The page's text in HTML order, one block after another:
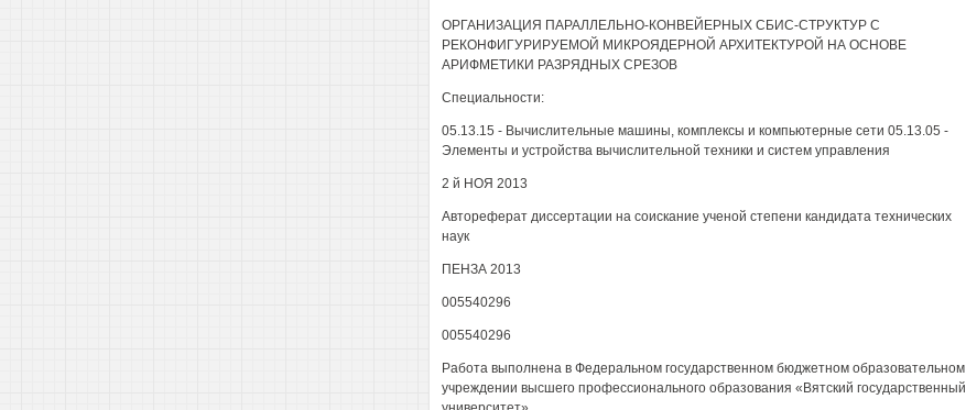
ОРГАНИЗАЦИЯ ПАРАЛЛЕЛЬНО-КОНВЕЙЕРНЫХ СБИС-СТРУКТУР С
РЕКОНФИГУРИРУЕМОЙ МИКРОЯДЕРНОЙ АРХИТЕКТУРОЙ НА ОСНОВЕ
АРИФМЕТИКИ РАЗРЯДНЫХ СРЕЗОВ
Специальности:
05.13.15 - Вычислительные машины, комплексы и компьютерные сети 05.13.05 -
Элементы и устройства вычислительной техники и систем управления
2 й НОЯ 2013
Автореферат диссертации на соискание ученой степени кандидата технических
наук
ПЕНЗА 2013
005540296
005540296
Работа выполнена в Федеральном государственном бюджетном образовательном
учреждении высшего профессионального образования «Вятский государственный